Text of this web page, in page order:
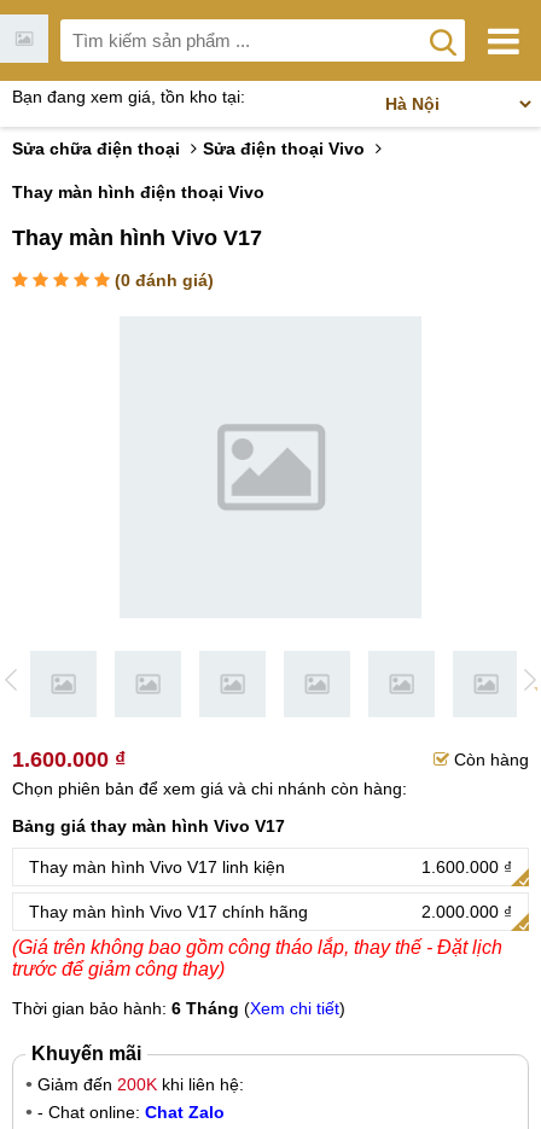
Bạn đang xem giá, tồn kho tại:
Sửa chữa điện thoại Sửa điện thoại Vivo
Thay màn hình điện thoại Vivo
Thay màn hình Vivo V17
(0 đánh giá)
1.600.000 ₫
Còn hàng
Chọn phiên bản để xem giá và chi nhánh còn hàng:
Bảng giá thay màn hình Vivo V17
Thay màn hình Vivo V17 linh kiện 1.600.000 ₫
Thay màn hình Vivo V17 chính hãng 2.000.000 ₫
(Giá trên không bao gồm công tháo lắp, thay thế - Đặt lịch
trước để giảm công thay)
Thời gian bảo hành: 6 Tháng (Xem chi tiết)
Khuyến mãi
Giảm đến 200K khi liên hệ:
- Chat online: Chat Zalo